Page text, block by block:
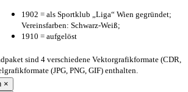
1902 = als Sportklub „Liga“ Wien gegründet;
Vereinsfarben: Schwarz-Weiß;
1910 = aufgelöst
sind 4 verschiedene Vektorgrafikformate (CDR,
(JPG, PNG, GIF) enthalten.
×